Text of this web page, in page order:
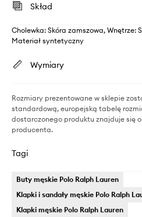
Skład
Cholewka: Skóra zamszowa, Wnętrze:
Materiał syntetyczny
Wymiary
Rozmiary prezentowane w sklepie
standardową, europejską tabelę
dostarczonego produktu znajduje się
producenta.
Tagi
Buty męskie Polo Ralph Lauren
Klapki i sandały męskie Polo Ralph
Klapki męskie Polo Ralph Lauren